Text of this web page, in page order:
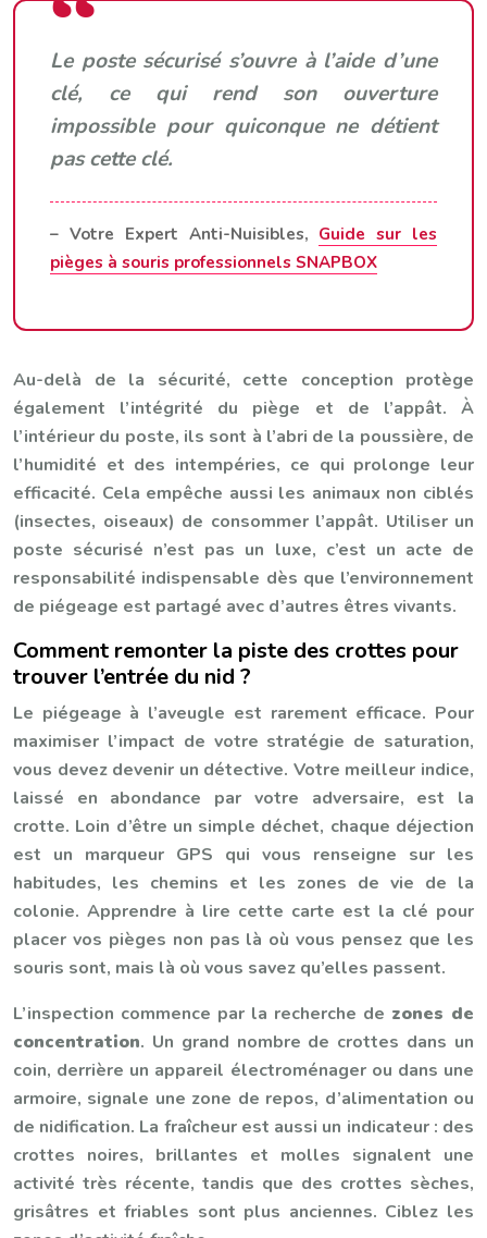
Le poste sécurisé s’ouvre à l’aide d’une
clé, ce qui rend son ouverture
impossible pour quiconque ne détient
pas cette clé.
– Votre Expert Anti-Nuisibles, Guide sur les
pièges à souris professionnels SNAPBOX
Au-delà de la sécurité, cette conception protège
également l’intégrité du piège et de l’appât. À
l’intérieur du poste, ils sont à l’abri de la poussière, de
l’humidité et des intempéries, ce qui prolonge leur
efficacité. Cela empêche aussi les animaux non ciblés
(insectes, oiseaux) de consommer l’appât. Utiliser un
poste sécurisé n’est pas un luxe, c’est un acte de
responsabilité indispensable dès que l’environnement
de piégeage est partagé avec d’autres êtres vivants.
Comment remonter la piste des crottes pour
trouver l’entrée du nid ?
Le piégeage à l’aveugle est rarement efficace. Pour
maximiser l’impact de votre stratégie de saturation,
vous devez devenir un détective. Votre meilleur indice,
laissé en abondance par votre adversaire, est la
crotte. Loin d’être un simple déchet, chaque déjection
est un marqueur GPS qui vous renseigne sur les
habitudes, les chemins et les zones de vie de la
colonie. Apprendre à lire cette carte est la clé pour
placer vos pièges non pas là où vous pensez que les
souris sont, mais là où vous savez qu’elles passent.
L’inspection commence par la recherche de zones de
concentration. Un grand nombre de crottes dans un
coin, derrière un appareil électroménager ou dans une
armoire, signale une zone de repos, d’alimentation ou
de nidification. La fraîcheur est aussi un indicateur : des
crottes noires, brillantes et molles signalent une
activité très récente, tandis que des crottes sèches,
grisâtres et friables sont plus anciennes. Ciblez les